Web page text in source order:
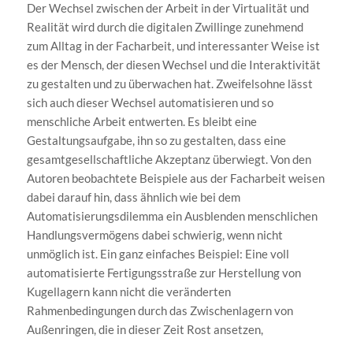
Der Wechsel zwischen der Arbeit in der Virtualität und
Realität wird durch die digitalen Zwillinge zunehmend
zum Alltag in der Facharbeit, und interessanter Weise ist
es der Mensch, der diesen Wechsel und die Interaktivität
zu gestalten und zu überwachen hat. Zweifelsohne lässt
sich auch dieser Wechsel automatisieren und so
menschliche Arbeit entwerten. Es bleibt eine
Gestaltungsaufgabe, ihn so zu gestalten, dass eine
gesamtgesellschaftliche Akzeptanz überwiegt. Von den
Autoren beobachtete Beispiele aus der Facharbeit weisen
dabei darauf hin, dass ähnlich wie bei dem
Automatisierungsdilemma ein Ausblenden menschlichen
Handlungsvermögens dabei schwierig, wenn nicht
unmöglich ist. Ein ganz einfaches Beispiel: Eine voll
automatisierte Fertigungsstraße zur Herstellung von
Kugellagern kann nicht die veränderten
Rahmenbedingungen durch das Zwischenlagern von
Außenringen, die in dieser Zeit Rost ansetzen,